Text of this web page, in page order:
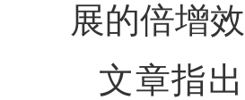
展的倍增效
文章指